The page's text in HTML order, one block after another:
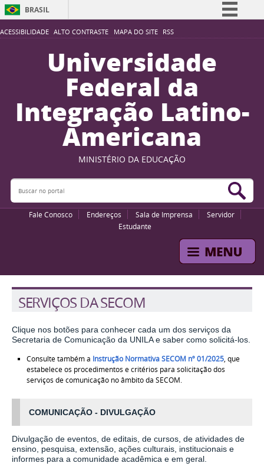
ACESSIBILIDADE ALTO CONTRASTE MAPA DO SITE RSS
BRASIL
Simplifique!
Participe
Acesso à informação
Legislação
Canais
Universidade
Federal da
Integração Latino-
Americana
MINISTÉRIO DA EDUCAÇÃO
Buscar no portal
Fale Conosco Endereços Sala de Imprensa
Servidor
Estudante
SERVIÇOS DA SECOM
Clique nos botões para conhecer cada um dos serviços da
Secretaria de Comunicação da UNILA e saber como solicitá-los.
Consulte também a Instrução Normativa SECOM nº 01/2025, que
estabelece os procedimentos e critérios para solicitação dos
serviços de comunicação no âmbito da SECOM.
COMUNICAÇÃO - DIVULGAÇÃO
Divulgação de eventos, de editais, de cursos, de atividades de
ensino, pesquisa, extensão, ações culturais, institucionais e
informes para a comunidade acadêmica e em geral.